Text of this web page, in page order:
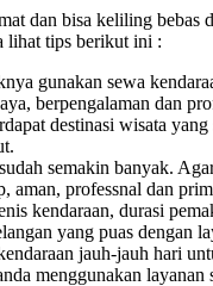
dan bisa keliling
lihat tips berikut ini :
gunakan sewa
berpengalaman dan
destinasi wisata
semakin banyak.
aman, professnal dan
kendaraan, durasi
yang puas dengan
jauh-jauh hari
menggunakan layanan